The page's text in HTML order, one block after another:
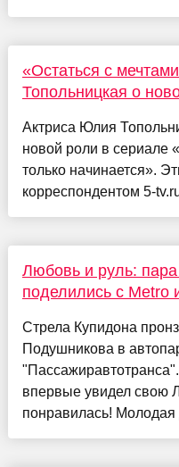
«Остаться с
Топольницкая о
Актриса Юлия
новой роли в сериале
только начинается».
корреспондентом 5-
Любовь и руль: пара
поделились с Metro
Стрела Купидона
Подушникова в
впервые увидел свою
понравилась! Молодая